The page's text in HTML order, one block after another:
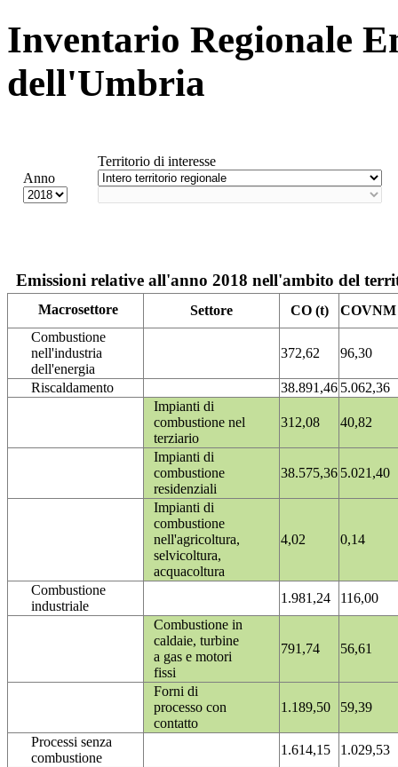
Inventario Regionale
dell'Umbria
Anno
Territorio di interesse
Emissioni relative all'anno 2018 nell'ambito del
Macrosettore Settore CO (t)
COVNM
Combustione
nell'industria
dell'energia
372,62 96,30
Riscaldamento 38.891,46 5.062,36
Impianti di
combustione nel
terziario
312,08 40,82
Impianti di
combustione
residenziali
38.575,36 5.021,40
Impianti di
combustione
nell'agricoltura,
selvicoltura,
acquacoltura
4,02 0,14
Combustione
industriale
1.981,24
116,00
Combustione in
caldaie, turbine
a gas e motori
fissi
791,74 56,61
Forni di
processo con
contatto
1.189,50 59,39
Processi senza
combustione
1.614,15
1.029,53